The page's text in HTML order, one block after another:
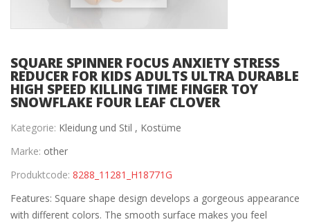
SQUARE SPINNER FOCUS ANXIETY STRESS
REDUCER FOR KIDS ADULTS ULTRA DURABLE
HIGH SPEED KILLING TIME FINGER TOY
SNOWFLAKE FOUR LEAF CLOVER
Kategorie: Kleidung und Stil , Kostüme
Marke: other
Produktcode: 8288_11281_H18771G
Features: Square shape design develops a gorgeous appearance
with different colors. The smooth surface makes you feel